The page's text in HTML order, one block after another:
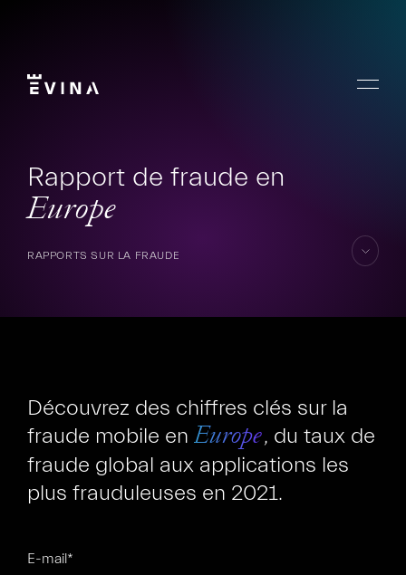
Menu
Rapport de fraude en
Europe
RAPPORTS SUR LA FRAUDE
Découvrez des chiffres clés sur la
fraude mobile en Europe, du taux de
fraude global aux applications les
plus frauduleuses en 2021.
E-mail*